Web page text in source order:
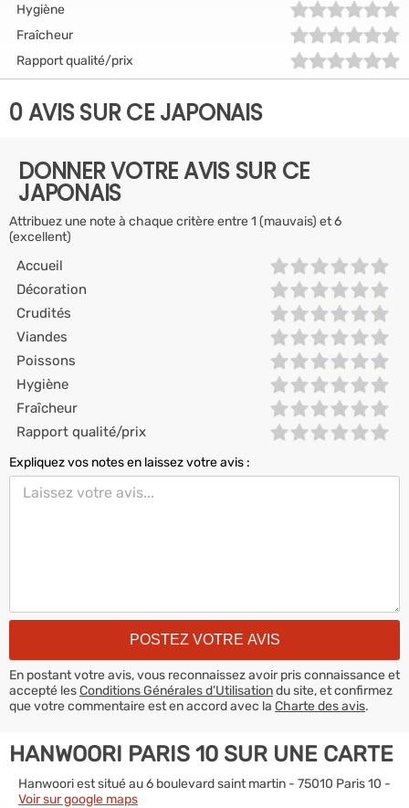
Hygiène
Fraîcheur
Rapport qualité/prix
0 AVIS SUR CE JAPONAIS
DONNER VOTRE AVIS SUR CE
JAPONAIS
Attribuez une note à chaque critère entre 1 (mauvais) et 6
(excellent)
Accueil
Décoration
Crudités
Viandes
Poissons
Hygiène
Fraîcheur
Rapport qualité/prix
Expliquez vos notes en laissez votre avis :
En postant votre avis, vous reconnaissez avoir pris connaissance et
accepté lesConditions Générales d’Utilisationdu site, et confirmez
que votre commentaire est en accord avec la Charte des avis.
HANWOORI PARIS 10 SUR UNE CARTE
Hanwoori est situé au 6 boulevard saint martin - 75010 Paris 10 -
Voir sur google maps